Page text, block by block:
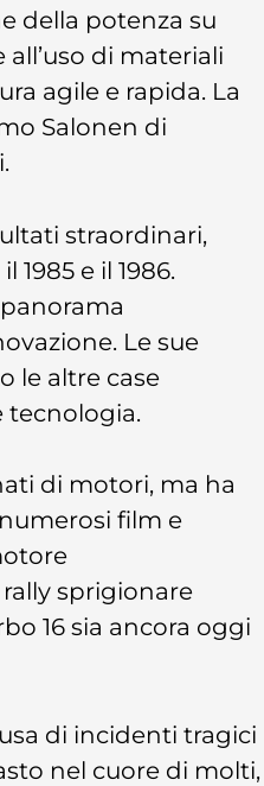
della potenza su
di materiali
agile e rapida. La
Salonen di
straordinari,
e il 1986.
Le sue
le altre case
tecnologia.
di motori, ma ha
film e
sprigionare
16 sia ancora oggi
di incidenti tragici
nel cuore di molti,